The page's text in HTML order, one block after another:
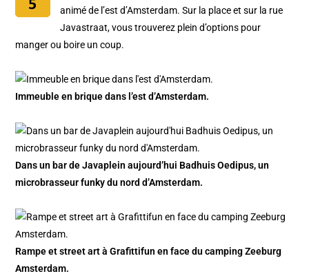
animé de l’est d’Amsterdam. Sur la place et sur la rue
Javastraat, vous trouverez plein d’options pour
manger ou boire un coup.
Immeuble en brique dans l’est d’Amsterdam.
Dans un bar de Javaplein aujourd’hui Badhuis Oedipus, un
microbrasseur funky du nord d’Amsterdam.
Rampe et street art à Grafittifun en face du camping Zeeburg
Amsterdam.